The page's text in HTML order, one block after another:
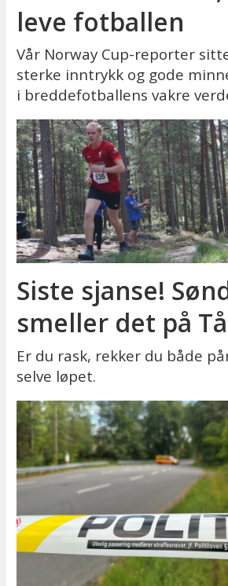
leve fotballen
Vår Norway Cup-reporter
sterke inntrykk og gode
i breddefotballens vakre
Siste sjanse!
smeller det på
Er du rask, rekker du både
selve løpet.